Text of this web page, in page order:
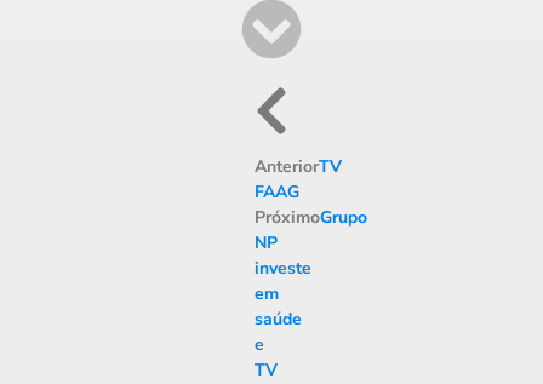
AnteriorTV
FAAG
PróximoGrupo
NP
investe
em
saúde
e
TV